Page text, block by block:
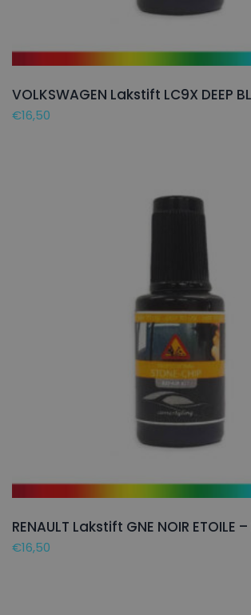
VOLKSWAGEN Lakstift LC9X DEEP
€16,50
RENAULT Lakstift GNE NOIR ETOILE
€16,50